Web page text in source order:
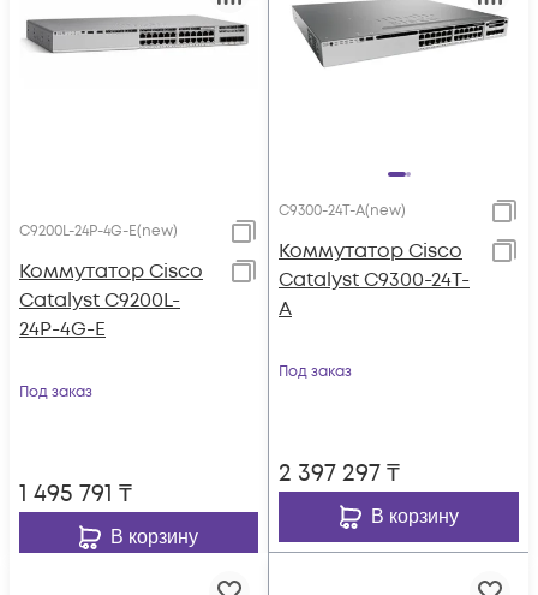
C9200L-24P-4G-E(new)
Коммутатор Cisco
Catalyst C9200L-
24P-4G-E
Под заказ
1 495 791 ₸
В корзину
C9300-24T-A(new)
Коммутатор Cisco
Catalyst C9300-24T-
A
Под заказ
2 397 297₸
В корзину